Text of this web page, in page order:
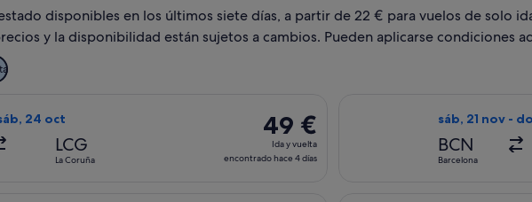
disponibles en los últimos siete días, a partir de 22 € para vuelos de solo
y la disponibilidad están sujetos a cambios. Pueden aplicarse condiciones
24 oct
LCG
La Coruña
49 €
Ida
y
49 €
Ida y vuelta
encontrado hace 4 días
sáb, 21 nov -
BCN
Barcelona